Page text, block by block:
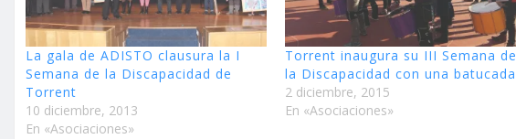
La gala de ADISTO clausura la I
Semana de la Discapacidad de
Torrent
10 diciembre, 2013
En «Asociaciones»
Torrent inaugura su III Semana de
la Discapacidad con una batucada
2 diciembre, 2015
En «Asociaciones»